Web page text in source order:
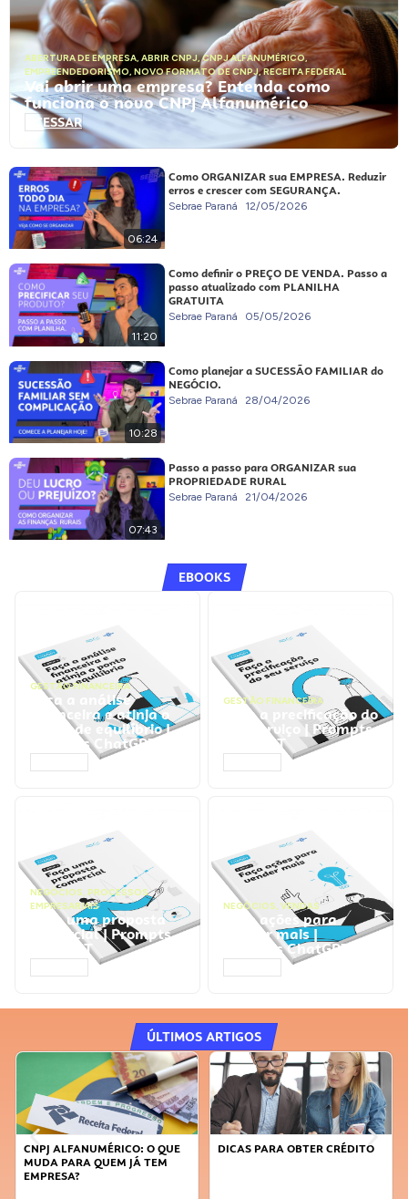
ABERTURA DE EMPRESA, ABRIR CNPJ,CNPJ ALFANUMÉRICO,
EMPREENDEDORISMO, NOVO FORMATO DE CNPJ,RECEITA FEDERAL
Vai abrir uma empresa? Entenda como
funciona o novo CNPJ Alfanumérico
ACESSAR
06:24
Como ORGANIZAR sua EMPRESA. Reduzir
erros e crescer com SEGURANÇA.
Sebrae Paraná 12/05/2026
11:20
Como definir o PREÇO DE VENDA. Passo a
passo atualizado com PLANILHA
GRATUITA
Sebrae Paraná 05/05/2026
10:28
Como planejar a SUCESSÃO FAMILIAR do
NEGÓCIO.
Sebrae Paraná 28/04/2026
07:43
Passo a passo para ORGANIZAR sua
PROPRIEDADE RURAL
Sebrae Paraná 21/04/2026
EBOOKS
GESTÃO FINANCEIRA
Faça a análise
financeira e atinja o
ponto de equilíbrio |
Prompts ChatGPT
GESTÃO FINANCEIRA
Faça a precificação do
seu serviço | Prompts
ChatGPT
NEGÓCIOS, PROCESSOS
EMPRESARIAIS
Faça uma proposta
comercial | Prompts
ChatGPT
NEGÓCIOS, VENDAS
Faça ações para
vender mais |
Prompts ChatGPT
ÚLTIMOS ARTIGOS
CNPJ ALFANUMÉRICO: O QUE
MUDA PARA QUEM JÁ TEM
EMPRESA?
DICAS PARA OBTER CRÉDITO